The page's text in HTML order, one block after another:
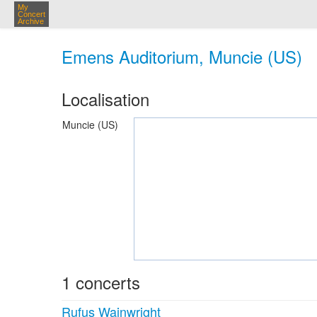
My
Concert
Archive
Emens Auditorium, Muncie (US)
Localisation
Muncie (US)
1 concerts
Rufus Wainwright